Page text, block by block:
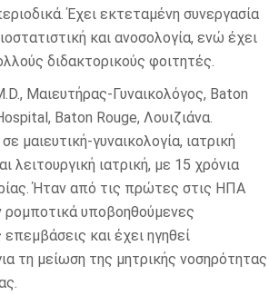
Έχει εκτεταμένη συνεργασία
και ανοσολογία, ενώ έχει
διδακτορικούς φοιτητές.
Μαιευτήρας-Γυναικολόγος, Baton
Baton Rouge, Λουιζιάνα.
μαιευτική-γυναικολογία, ιατρική
λειτουργική ιατρική, με 15 χρόνια
Ήταν από τις πρώτες στις ΗΠΑ
υποβοηθούμενες
επεμβάσεις και έχει ηγηθεί
τη μείωση της μητρικής νοσηρότητας